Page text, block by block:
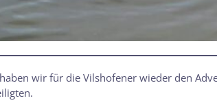
wir für die Vilshofener wieder den